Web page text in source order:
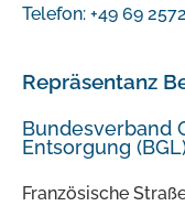
Telefon: +49 69
Repräsentanz
Bundesverband
Entsorgung
Französische